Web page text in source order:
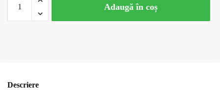
Cercei
"Bradut"
margelute
Adaugă în coș
Descriere